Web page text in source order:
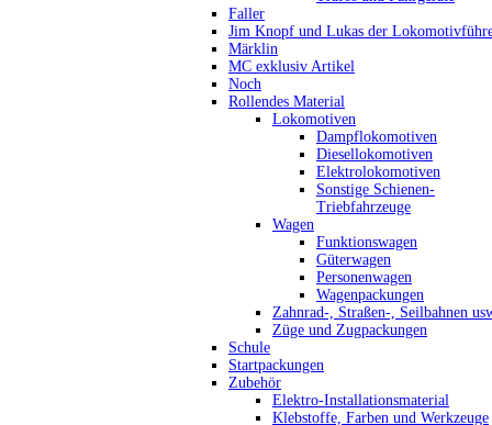
Faller
Jim Knopf und Lukas der
Märklin
MC exklusiv Artikel
Noch
Rollendes Material
Lokomotiven
Dampflokomotiven
Diesellokomotiven
Elektrolokomotiven
Sonstige Schienen-
Triebfahrzeuge
Wagen
Funktionswagen
Güterwagen
Personenwagen
Wagenpackungen
Zahnrad-, Straßen-, Seilbahnen
Züge und Zugpackungen
Schule
Startpackungen
Zubehör
Elektro-Installationsmaterial
Klebstoffe, Farben und Werkzeuge